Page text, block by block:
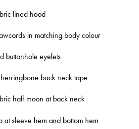
lined hood
in matching body colour
buttonhole eyelets
back neck tape
half moon at back neck
at sleeve hem and bottom hem